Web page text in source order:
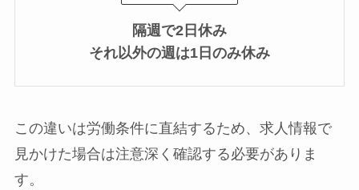
隔週で2日休み
それ以外の週は1日のみ休み
この違いは労働条件に直結するため、求人情報で
見かけた場合は注意深く確認する必要がありま
す。